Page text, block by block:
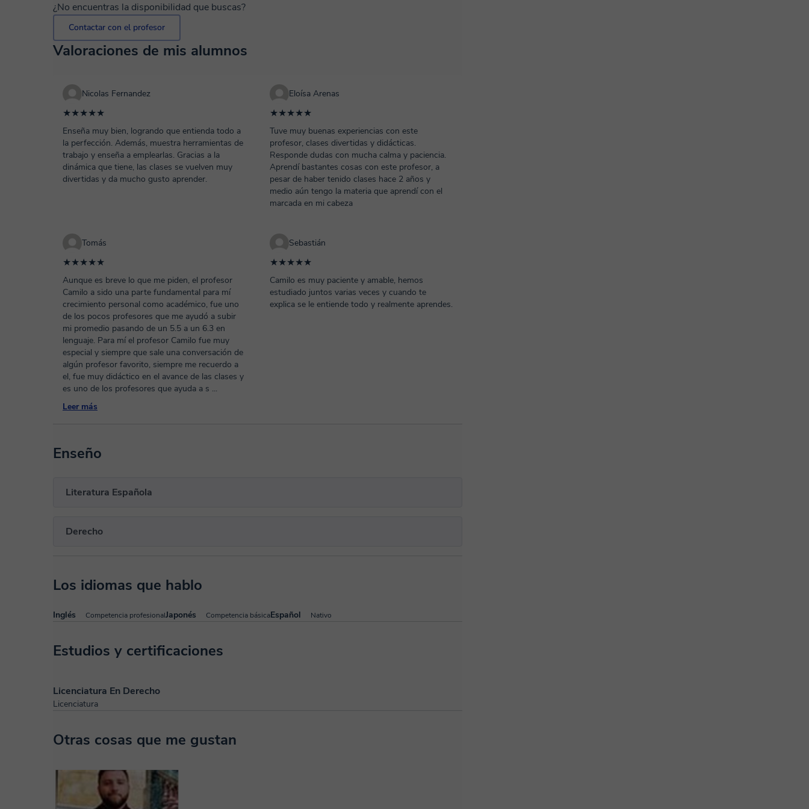
¿No encuentras la disponibilidad que buscas?
Contactar con el profesor
Valoraciones de mis alumnos
Nicolas Fernandez
★★★★★
Enseña muy bien, logrando que entienda todo a
la perfección. Además, muestra herramientas de
trabajo y enseña a emplearlas. Gracias a la
dinámica que tiene, las clases se vuelven muy
divertidas y da mucho gusto aprender.
Eloísa Arenas
★★★★★
Tuve muy buenas experiencias con este
profesor, clases divertidas y didácticas.
Responde dudas con mucha calma y paciencia.
Aprendí bastantes cosas con este profesor, a
pesar de haber tenido clases hace 2 años y
medio aún tengo la materia que aprendí con el
marcada en mi cabeza
Tomás
★★★★★
Aunque es breve lo que me piden, el profesor
Camilo a sido una parte fundamental para mí
crecimiento personal como académico, fue uno
de los pocos profesores que me ayudó a subir
mi promedio pasando de un 5.5 a un 6.3 en
lenguaje. Para mí el profesor Camilo fue muy
especial y siempre que sale una conversación de
algún profesor favorito, siempre me recuerdo a
el, fue muy didáctico en el avance de las clases y
es uno de los profesores que ayuda a s ...
Leer más
Sebastián
★★★★★
Camilo es muy paciente y amable, hemos
estudiado juntos varias veces y cuando te
explica se le entiende todo y realmente aprendes.
Enseño
Literatura Española
Derecho
Los idiomas que hablo
Inglés Competencia profesionalJaponés Competencia básicaEspañol Nativo
Estudios y certificaciones
Licenciatura En Derecho
Licenciatura
Otras cosas que me gustan